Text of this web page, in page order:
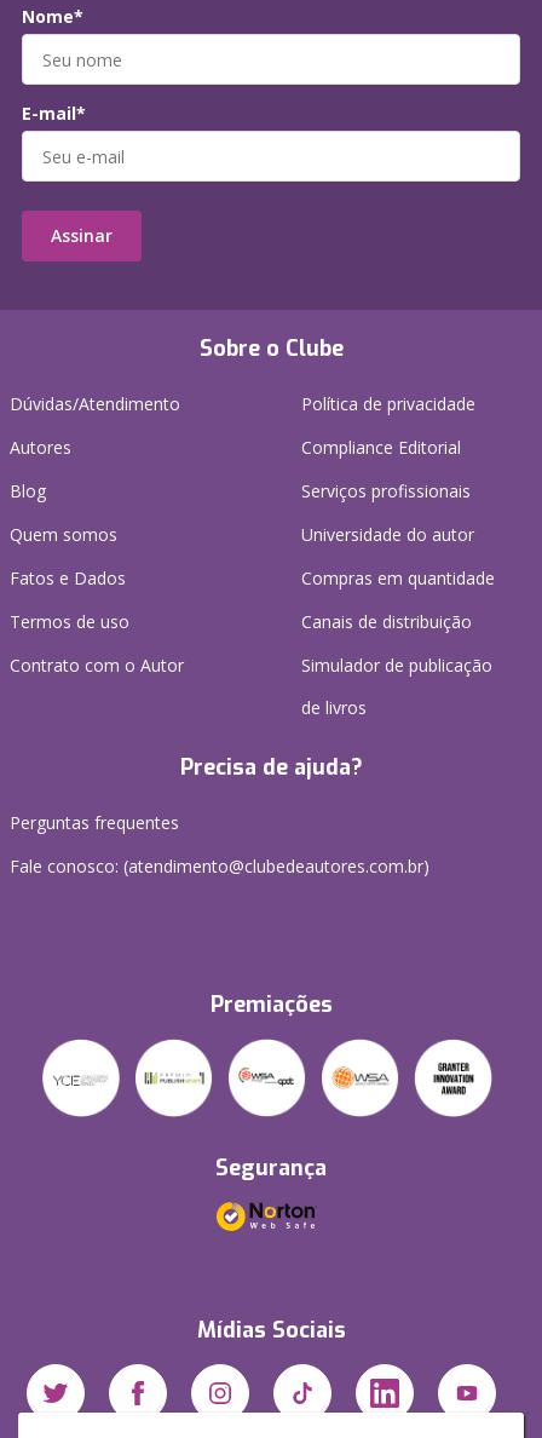
Sobre o Clube
Dúvidas/Atendimento
Autores
Blog
Quem somos
Fatos e Dados
Termos de uso
Contrato com o Autor
Política de privacidade
Compliance Editorial
Serviços profissionais
Universidade do autor
Compras em quantidade
Canais de distribuição
Simulador de publicação
de livros
Precisa de ajuda?
Perguntas frequentes
Fale conosco: (atendimento@clubedeautores.com.br)
Premiações
Segurança
Mídias Sociais
Nome*
E-mail*
Assinar